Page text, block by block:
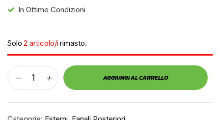
In Ottime Condizioni
Solo 2 articolo/i rimasto.
AGGIUNGI AL CARRELLO